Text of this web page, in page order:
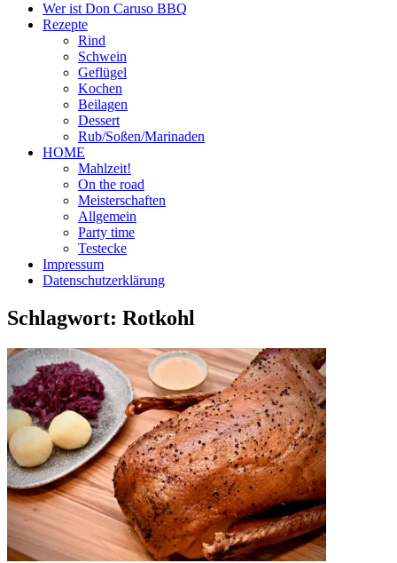
Wer ist Don Caruso BBQ
Rezepte
Rind
Schwein
Geflügel
Kochen
Beilagen
Dessert
Rub/Soßen/Marinaden
HOME
Mahlzeit!
On the road
Meisterschaften
Allgemein
Party time
Testecke
Impressum
Datenschutzerklärung
Schlagwort: Rotkohl